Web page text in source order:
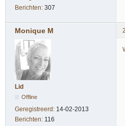
Berichten: 307
Monique M
Lid
Offline
Geregistreerd: 14-02-2013
Berichten: 116